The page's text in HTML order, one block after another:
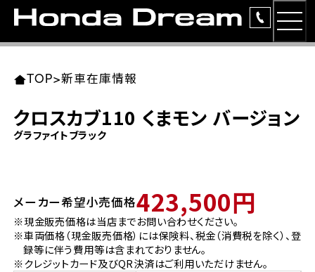
ラインアップ
レンタルバイク
洋用品
TOP>新車在庫情報
クロスカブ110 くまモン バージョン
グラファイトブラック
メーカー希望小売価格423,500円
※現金販売価格は当店までお問い合わせください。
※車両価格（現金販売価格）には保険料、税金（消費税を除く）、登
録等に伴う費用等は含まれておりません。
※クレジットカード及びQR決済はご利用いただけません。
東北エリア 店舗一覧
岩手県
宮城県
ホンダドリーム 仙台泉
関東エリア 店舗一覧
東京都
ホンダドリーム 西東京
ホンダドリーム 練馬
中部エリア 店舗一覧
愛知県
ホンダドリーム 名古屋南
ホンダドリーム 小牧
近畿エリア 店舗一覧
大阪府
ホンダドリーム 箕面
ホンダドリーム 藤井寺
中国・四国エリア 店舗一覧
岡山県
広島県
ホンダドリーム 広島
九州エリア 店舗一覧
福岡県
ホンダドリーム 福岡東
ホンダドリーム 久留米